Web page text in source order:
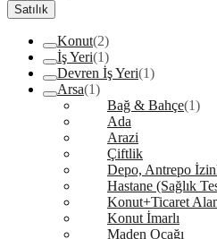
Satılık
Konut(2)
İş Yeri(1)
Devren İş Yeri(1)
Arsa(1)
Bağ & Bahçe(1)
Ada
Arazi
Çiftlik
Depo, Antrepo
Hastane (Sağlık
Konut+Ticaret
Konut İmarlı
Maden Ocağı